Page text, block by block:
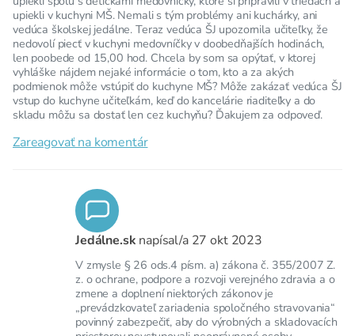
upiekli v kuchyni MŠ. Nemali s tým problémy ani kuchárky, ani
vedúca školskej jedálne. Teraz vedúca ŠJ upozornila učiteľky, že
nedovolí piecť v kuchyni medovníčky v doobedňajších hodinách,
len poobede od 15,00 hod. Chcela by som sa opýtať, v ktorej
vyhláške nájdem nejaké informácie o tom, kto a za akých
podmienok môže vstúpiť do kuchyne MŠ? Môže zakázať vedúca ŠJ
vstup do kuchyne učiteľkám, keď do kancelárie riaditeľky a do
skladu môžu sa dostať len cez kuchyňu? Ďakujem za odpoveď.
Zareagovať na komentár
Jedálne.sk napísal/a 27 okt 2023
V zmysle § 26 ods.4 písm. a) zákona č. 355/2007 Z.
z. o ochrane, podpore a rozvoji verejného zdravia a o
zmene a doplnení niektorých zákonov je
„prevádzkovateľ zariadenia spoločného stravovania“
povinný zabezpečiť, aby do výrobných a skladovacích